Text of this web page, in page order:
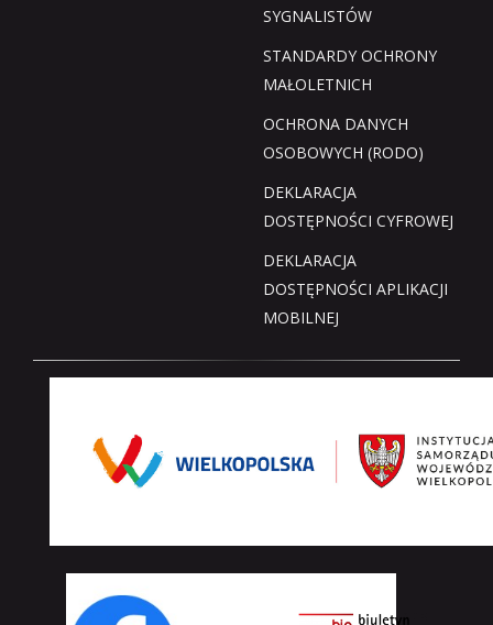
SYGNALISTÓW
STANDARDY OCHRONY
MAŁOLETNICH
OCHRONA DANYCH
OSOBOWYCH (RODO)
DEKLARACJA
DOSTĘPNOŚCI CYFROWEJ
DEKLARACJA
DOSTĘPNOŚCI APLIKACJI
MOBILNEJ